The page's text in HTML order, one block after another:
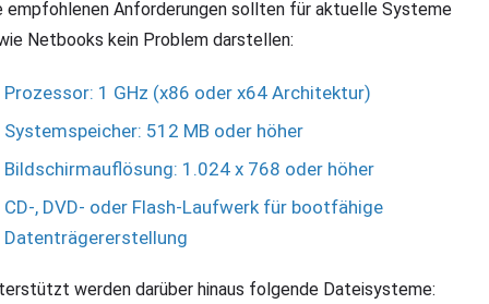
empfohlenen Anforderungen sollten für aktuelle Systeme
Netbooks kein Problem darstellen:
Prozessor: 1 GHz (x86 oder x64 Architektur)
Systemspeicher: 512 MB oder höher
Bildschirmauflösung: 1.024 x 768 oder höher
CD-, DVD- oder Flash-Laufwerk für bootfähige
Datenträgererstellung
werden darüber hinaus folgende Dateisysteme: